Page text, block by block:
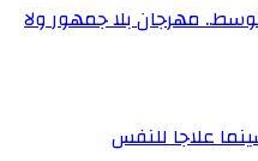
مهرجان بلا جمهور ولا